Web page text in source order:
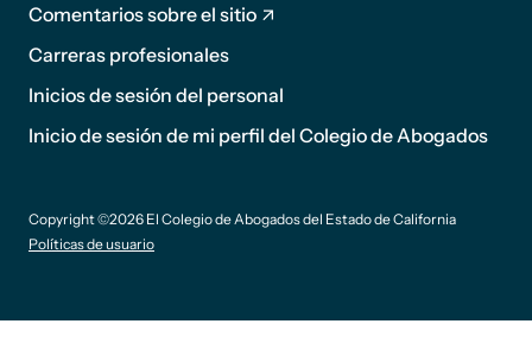
2
Comentarios sobre el sitio
Carreras profesionales
Inicios de sesión del personal
Inicio de sesión de mi perfil del Colegio de Abogados
sufijo
de
Copyright ©2026 El Colegio de Abogados del Estado de California
Políticas de usuario